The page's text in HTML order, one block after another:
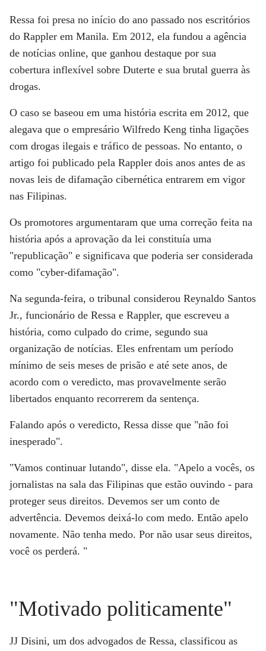
Ressa foi presa no início do ano passado nos escritórios
do Rappler em Manila. Em 2012, ela fundou a agência
de notícias online, que ganhou destaque por sua
cobertura inflexível sobre Duterte e sua brutal guerra às
drogas.
O caso se baseou em uma história escrita em 2012, que
alegava que o empresário Wilfredo Keng tinha ligações
com drogas ilegais e tráfico de pessoas. No entanto, o
artigo foi publicado pela Rappler dois anos antes de as
novas leis de difamação cibernética entrarem em vigor
nas Filipinas.
Os promotores argumentaram que uma correção feita na
história após a aprovação da lei constituía uma
"republicação" e significava que poderia ser considerada
como "cyber-difamação".
Na segunda-feira, o tribunal considerou Reynaldo Santos
Jr., funcionário de Ressa e Rappler, que escreveu a
história, como culpado do crime, segundo sua
organização de notícias. Eles enfrentam um período
mínimo de seis meses de prisão e até sete anos, de
acordo com o veredicto, mas provavelmente serão
libertados enquanto recorrerem da sentença.
Falando após o veredicto, Ressa disse que "não foi
inesperado".
"Vamos continuar lutando", disse ela. "Apelo a vocês, os
jornalistas na sala das Filipinas que estão ouvindo - para
proteger seus direitos. Devemos ser um conto de
advertência. Devemos deixá-lo com medo. Então apelo
novamente. Não tenha medo. Por não usar seus direitos,
você os perderá. "
"Motivado politicamente"
JJ Disini, um dos advogados de Ressa, classificou as